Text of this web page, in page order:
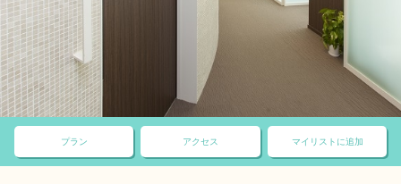
プラン アクセス マイリストに追加